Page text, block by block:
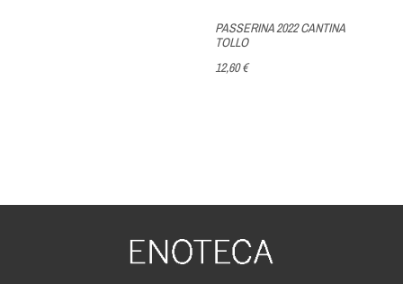
PASSERINA 2022 CANTINA
TOLLO
12,60 €